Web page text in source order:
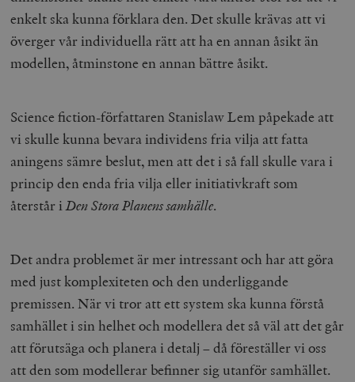
enkelt ska kunna förklara den. Det skulle krävas att vi
överger vår individuella rätt att ha en annan åsikt än
modellen, åtminstone en annan bättre åsikt.
Science fiction-författaren Stanislaw Lem påpekade att
vi skulle kunna bevara individens fria vilja att fatta
aningens sämre beslut, men att det i så fall skulle vara i
princip den enda fria vilja eller initiativkraft som
återstår iDen Stora Planens samhälle.
Det andra problemet är mer intressant och har att göra
med just komplexiteten och den underliggande
premissen. När vi tror att ett system ska kunna förstå
samhället i sin helhet och modellera det så väl att det går
att förutsäga och planera i detalj – då föreställer vi oss
att den som modellerar befinner sig utanför samhället.